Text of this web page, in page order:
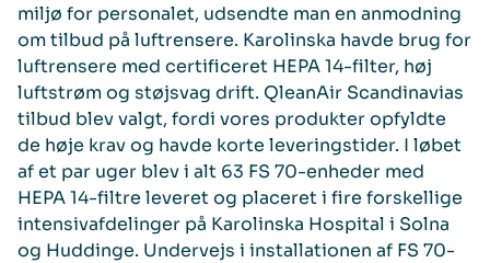
miljø for personalet, udsendte man en anmodning
om tilbud på luftrensere. Karolinska havde brug for
luftrensere med certificeret HEPA 14-filter, høj
luftstrøm og støjsvag drift. QleanAir Scandinavias
tilbud blev valgt, fordi vores produkter opfyldte
de høje krav og havde korte leveringstider. I løbet
af et par uger blev i alt 63 FS 70-enheder med
HEPA 14-filtre leveret og placeret i fire forskellige
intensivafdelinger på Karolinska Hospital i Solna
og Huddinge. Undervejs i installationen af FS 70-